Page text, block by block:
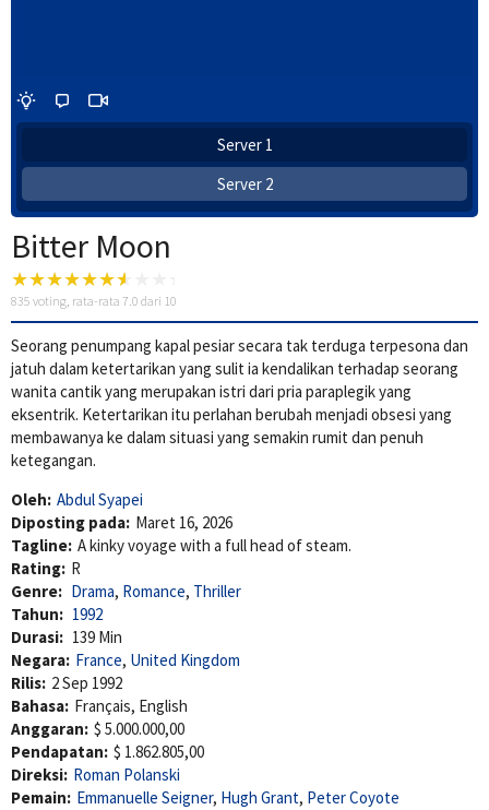
Server 1
Server 2
Bitter Moon
835 voting, rata-rata 7.0 dari 10
Seorang penumpang kapal pesiar secara tak terduga terpesona dan
jatuh dalam ketertarikan yang sulit ia kendalikan terhadap seorang
wanita cantik yang merupakan istri dari pria paraplegik yang
eksentrik. Ketertarikan itu perlahan berubah menjadi obsesi yang
membawanya ke dalam situasi yang semakin rumit dan penuh
ketegangan.
Oleh: Abdul Syapei
Diposting pada: Maret 16, 2026
Tagline: A kinky voyage with a full head of steam.
Rating: R
Genre: Drama, Romance, Thriller
Tahun: 1992
Durasi: 139 Min
Negara: France, United Kingdom
Rilis: 2 Sep 1992
Bahasa: Français, English
Anggaran: $ 5.000.000,00
Pendapatan: $ 1.862.805,00
Direksi: Roman Polanski
Pemain: Emmanuelle Seigner, Hugh Grant, Peter Coyote